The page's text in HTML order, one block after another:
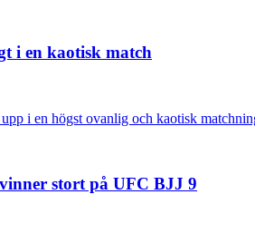
i en kaotisk match
i en högst ovanlig och kaotisk
stort på UFC BJJ 9